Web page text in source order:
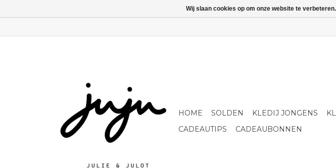
HOME SOLDEN KLEDIJ JONGENS
CADEAUTIPS
CADEAUBONNEN
Wij slaan cookies op om onze website te